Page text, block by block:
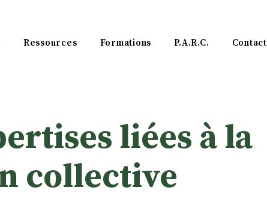
Ressources Formations P.A.R.C. Contact
liées à la
collective